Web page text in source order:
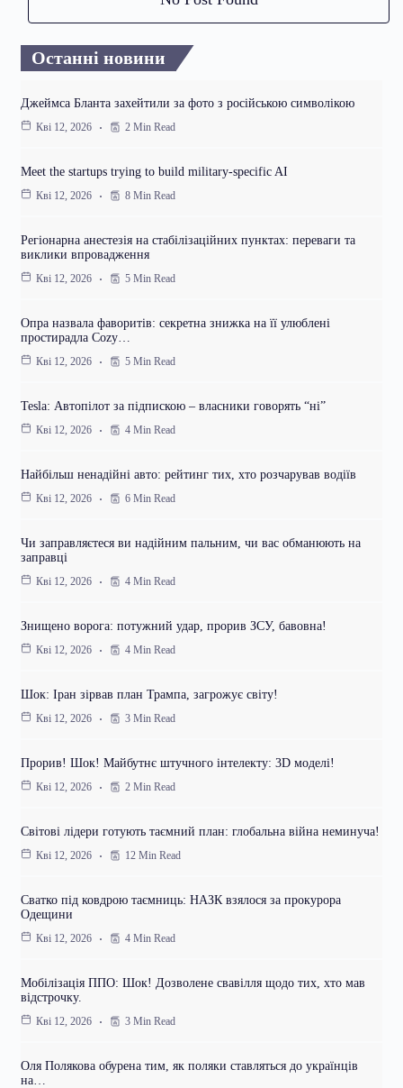
Останні новини
Джеймса Бланта захейтили за фото з російською символікою
Кві 12, 2026 2 Min Read
Meet the startups trying to build military-specific AI
Кві 12, 2026 8 Min Read
Регіонарна анестезія на стабілізаційних пунктах: переваги та
виклики впровадження
Кві 12, 2026 5 Min Read
Опра назвала фаворитів: секретна знижка на її улюблені
простирадла Cozy…
Кві 12, 2026 5 Min Read
Tesla: Автопілот за підпискою – власники говорять “ні”
Кві 12, 2026 4 Min Read
Найбільш ненадійні авто: рейтинг тих, хто розчарував водіїв
Кві 12, 2026 6 Min Read
Чи заправляєтеся ви надійним пальним, чи вас обманюють на
заправці
Кві 12, 2026 4 Min Read
Знищено ворога: потужний удар, прорив ЗСУ, бавовна!
Кві 12, 2026 4 Min Read
Шок: Іран зірвав план Трампа, загрожує світу!
Кві 12, 2026 3 Min Read
Прорив! Шок! Майбутнє штучного інтелекту: 3D моделі!
Кві 12, 2026 2 Min Read
Світові лідери готують таємний план: глобальна війна неминуча!
Кві 12, 2026 12 Min Read
Сватко під ковдрою таємниць: НАЗК взялося за прокурора
Одещини
Кві 12, 2026 4 Min Read
Мобілізація ППО: Шок! Дозволене свавілля щодо тих, хто мав
відстрочку.
Кві 12, 2026 3 Min Read
Оля Полякова обурена тим, як поляки ставляться до українців
на…